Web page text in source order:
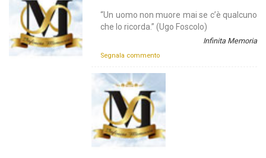
“Un uomo non muore mai se c’è qualcuno
che lo ricorda.” (Ugo Foscolo)
Infinita Memoria
Segnala commento